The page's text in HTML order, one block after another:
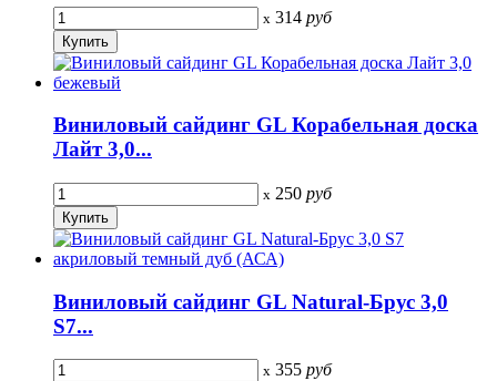
x 314 руб
Виниловый сайдинг GL Корабельная доска
Лайт 3,0...
x 250 руб
Виниловый сайдинг GL Natural-Брус 3,0
S7...
x 355 руб